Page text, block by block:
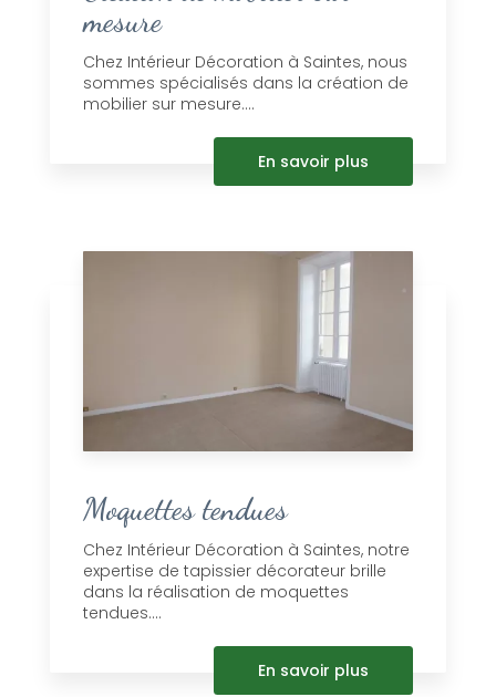
mesure
Chez Intérieur Décoration à Saintes, nous
sommes spécialisés dans la création de
mobilier sur mesure....
En savoir plus
Moquettes tendues
Chez Intérieur Décoration à Saintes, notre
expertise de tapissier décorateur brille
dans la réalisation de moquettes
tendues....
En savoir plus